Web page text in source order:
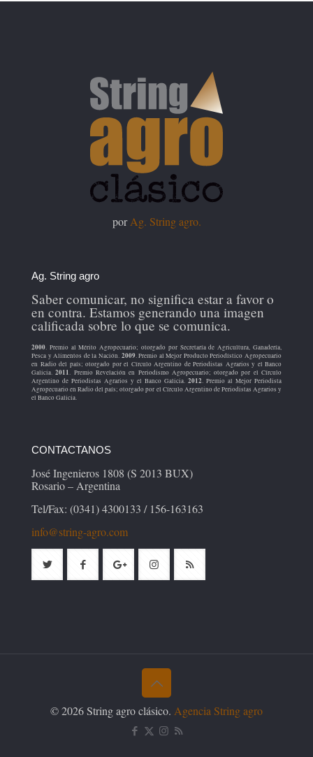
porAg. String agro.
Ag. String agro
Saber comunicar, no significa estar a favor o
en contra. Estamos generando una imagen
calificada sobre lo que se comunica.
2000. Premio al Mérito Agropecuario; otorgado por Secretaría de Agricultura, Ganadería,
Pesca y Alimentos de la Nación. 2009. Premio al Mejor Producto Periodístico Agropecuario
en Radio del país; otorgado por el Círculo Argentino de Periodistas Agrarios y el Banco
Galicia.2011. Premio Revelación en Periodismo Agropecuario; otorgado por el Círculo
Argentino de Periodistas Agrarios y el Banco Galicia. 2012. Premio al Mejor Periodista
Agropecuario en Radio del país; otorgado por el Círculo Argentino de Periodistas Agrarios y
el Banco Galicia.
CONTACTANOS
José Ingenieros 1808 (S 2013 BUX)
Rosario – Argentina
Tel/Fax: (0341) 4300133 / 156-163163
info@string-agro.com
© 2026 String agro clásico. Agencia String agro